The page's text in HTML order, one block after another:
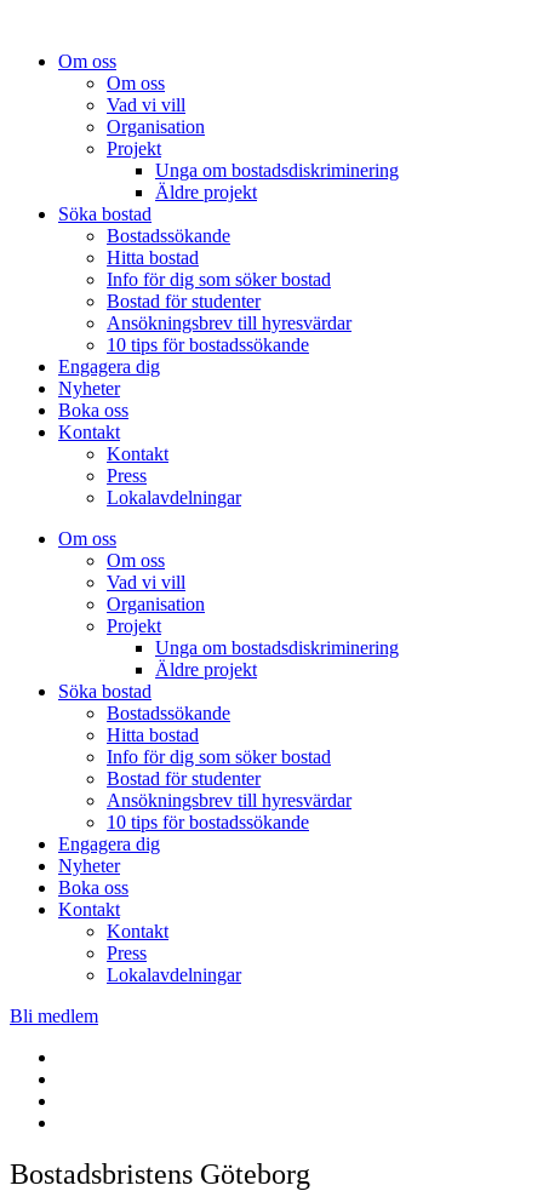
Om oss
Om oss
Vad vi vill
Organisation
Projekt
Unga om bostadsdiskriminering
Äldre projekt
Söka bostad
Bostadssökande
Hitta bostad
Info för dig som söker bostad
Bostad för studenter
Ansökningsbrev till hyresvärdar
10 tips för bostadssökande
Engagera dig
Nyheter
Boka oss
Kontakt
Kontakt
Press
Lokalavdelningar
Om oss
Om oss
Vad vi vill
Organisation
Projekt
Unga om bostadsdiskriminering
Äldre projekt
Söka bostad
Bostadssökande
Hitta bostad
Info för dig som söker bostad
Bostad för studenter
Ansökningsbrev till hyresvärdar
10 tips för bostadssökande
Engagera dig
Nyheter
Boka oss
Kontakt
Kontakt
Press
Lokalavdelningar
Bli medlem
Bostadsbristens Göteborg